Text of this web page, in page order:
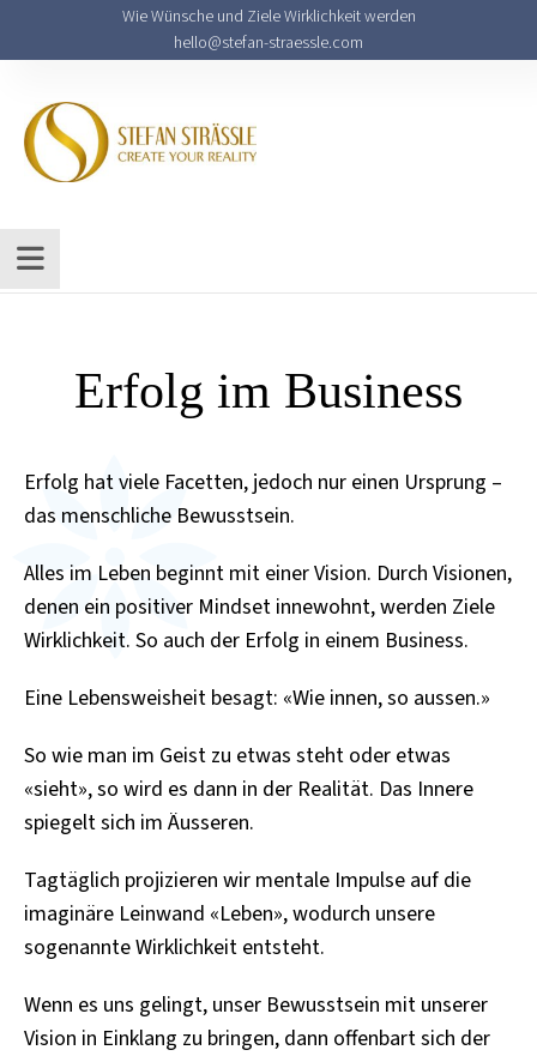
Wie Wünsche und Ziele Wirklichkeit werden
hello@stefan-straessle.com
Erfolg im Business
Erfolg hat viele Facetten, jedoch nur einen Ursprung –
das menschliche Bewusstsein.
Alles im Leben beginnt mit einer Vision. Durch Visionen,
denen ein positiver Mindset innewohnt, werden Ziele
Wirklichkeit. So auch der Erfolg in einem Business.
Eine Lebensweisheit besagt: «Wie innen, so aussen.»
So wie man im Geist zu etwas steht oder etwas
«sieht», so wird es dann in der Realität. Das Innere
spiegelt sich im Äusseren.
Tagtäglich projizieren wir mentale Impulse auf die
imaginäre Leinwand «Leben», wodurch unsere
sogenannte Wirklichkeit entsteht.
Wenn es uns gelingt, unser Bewusstsein mit unserer
Vision in Einklang zu bringen, dann offenbart sich der